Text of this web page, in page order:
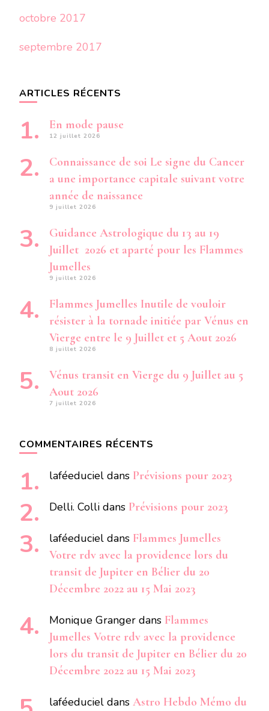
octobre 2017
septembre 2017
ARTICLES RÉCENTS
En mode pause
12 juillet 2026
Connaissance de soi Le signe du Cancer
a une importance capitale suivant votre
année de naissance
9 juillet 2026
Guidance Astrologique du 13 au 19
Juillet 2026 et aparté pour les Flammes
Jumelles
9 juillet 2026
Flammes Jumelles Inutile de vouloir
résister à la tornade initiée par Vénus en
Vierge entre le 9 Juillet et 5 Aout 2026
8 juillet 2026
Vénus transit en Vierge du 9 Juillet au 5
Aout 2026
7 juillet 2026
COMMENTAIRES RÉCENTS
laféeduciel dans Prévisions pour 2023
Delli. Colli dans Prévisions pour 2023
laféeduciel dans Flammes Jumelles
Votre rdv avec la providence lors du
transit de Jupiter en Bélier du 20
Décembre 2022 au 15 Mai 2023
Monique Granger dans Flammes
Jumelles Votre rdv avec la providence
lors du transit de Jupiter en Bélier du 20
Décembre 2022 au 15 Mai 2023
laféeduciel dans Astro Hebdo Mémo du